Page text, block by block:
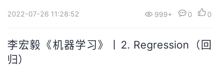
ance(方差)有什么区别和联系？ 1.1...
2022-07-26 11:28:52 999+ 0 0
李宏毅《机器学习》丨2. Regression（回
归）